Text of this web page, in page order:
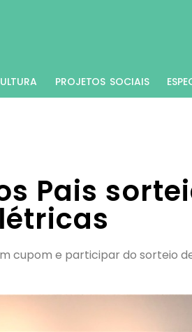
PROJETOS SOCIAIS
Pais
cupom e participar do sorteio